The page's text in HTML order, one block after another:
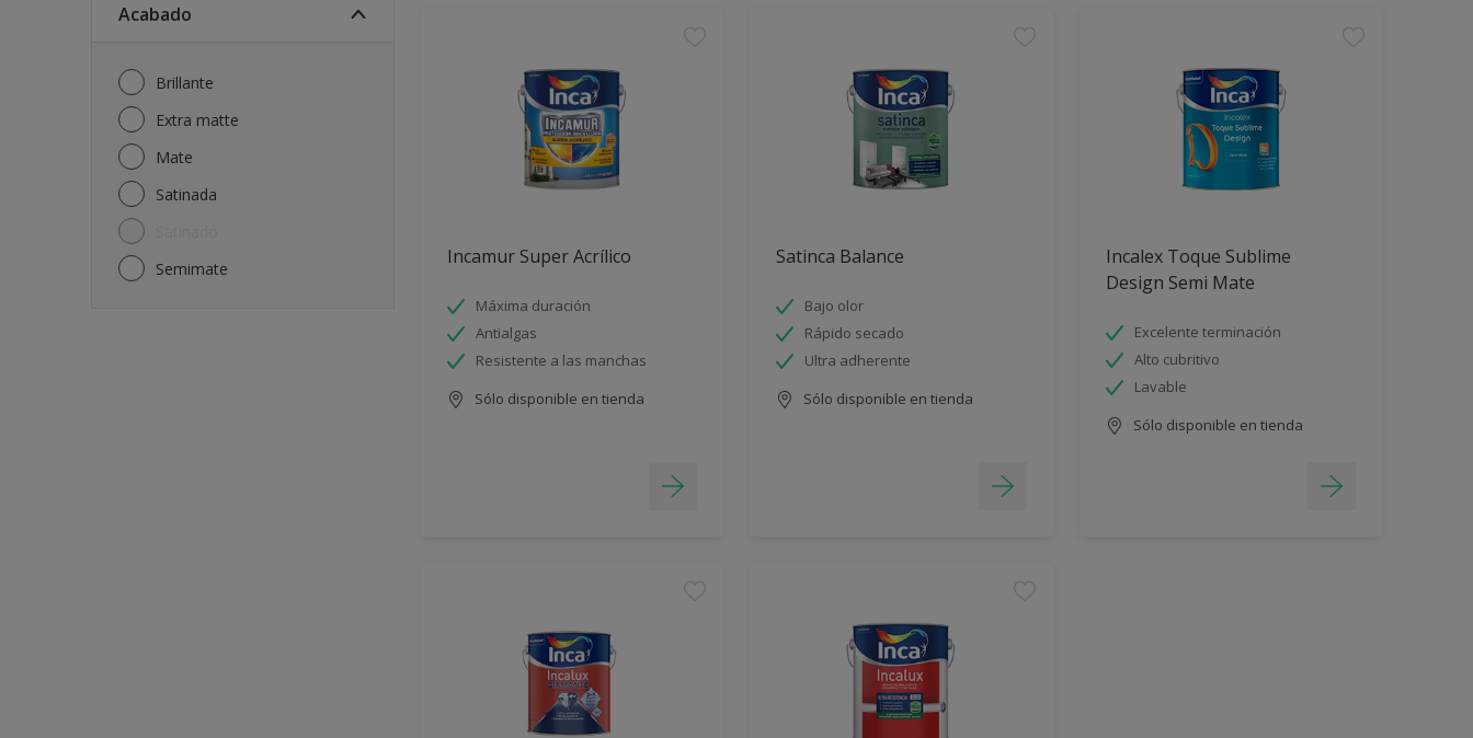
Acabado
Brillante
Extra matte
Mate
Satinada
Semimate
Incamur Super Acrílico
Máxima duración
Antialgas
Resistente a las manchas
Sólo disponible en tienda
Satinca Balance
Bajo olor
Rápido secado
Ultra adherente
Sólo disponible en tienda
Incalex Toque Sublime
Design Semi Mate
Excelente terminación
Alto cubritivo
Lavable
Sólo disponible en tienda